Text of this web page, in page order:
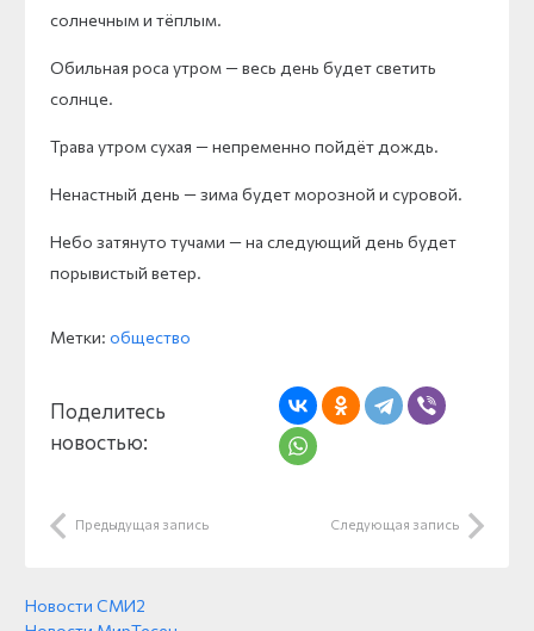
солнечным и тёплым.
Обильная роса утром — весь день будет светить
солнце.
Трава утром сухая — непременно пойдёт дождь.
Ненастный день — зима будет морозной и суровой.
Небо затянуто тучами — на следующий день будет
порывистый ветер.
Метки: общество
Поделитесь
новостью:
Предыдущая запись Следующая запись
Новости СМИ2